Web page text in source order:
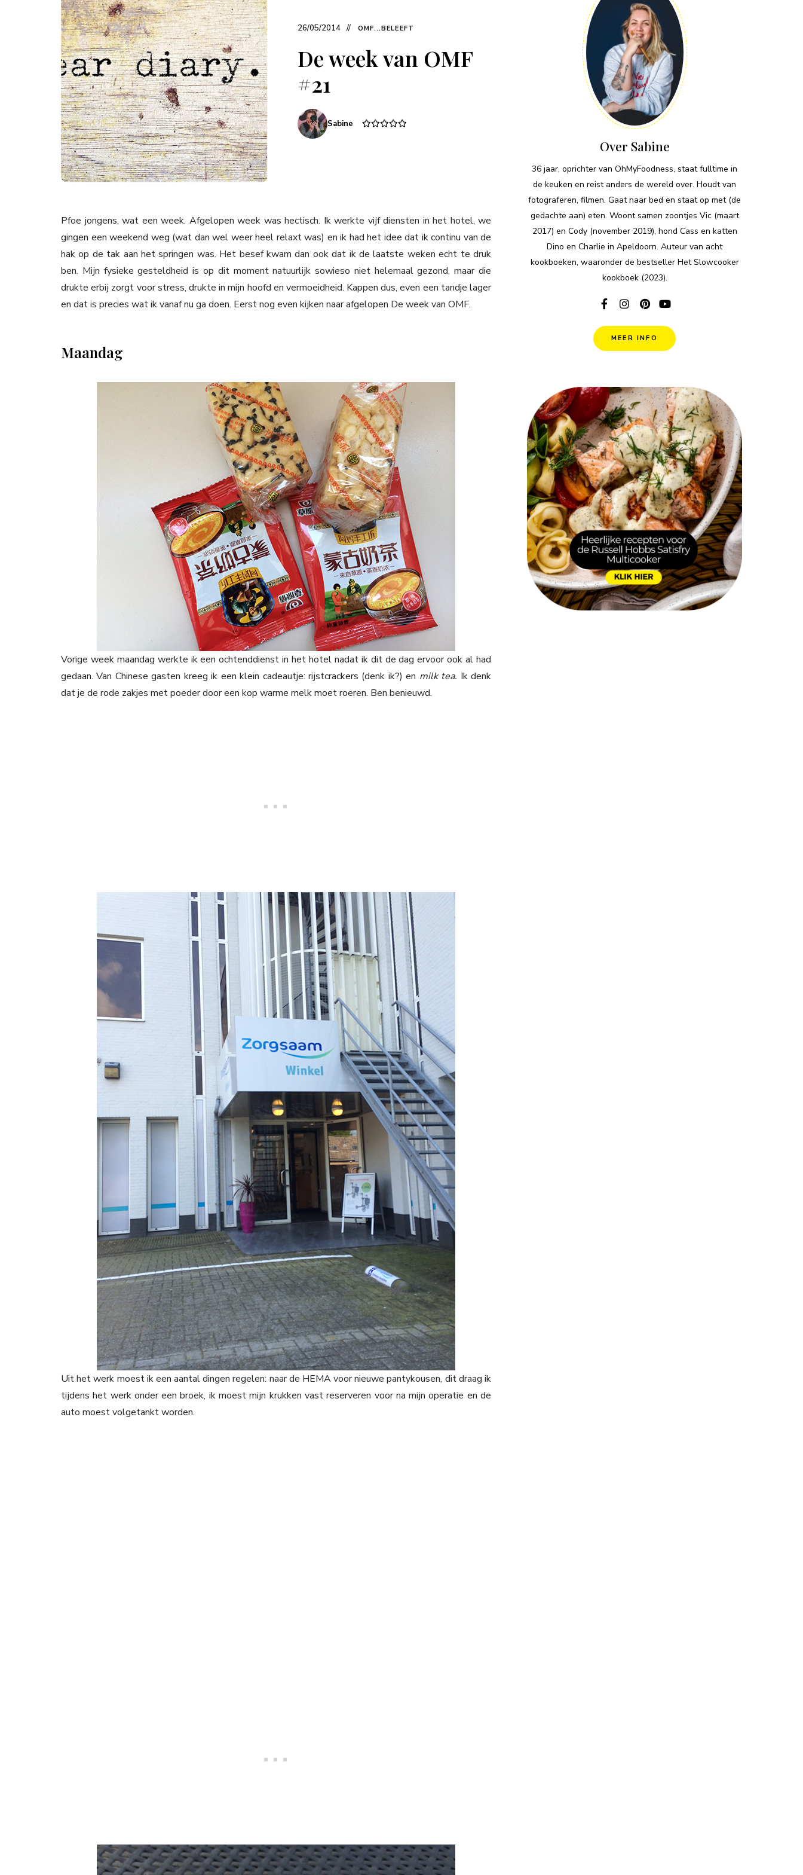
26/05/2014 OMF...BELEEFT
De week van OMF
#21
Sabine
Pfoe jongens, wat een week. Afgelopen week was hectisch. Ik werkte vijf diensten in het hotel, we
gingen een weekend weg (wat dan wel weer heel relaxt was) en ik had het idee dat ik continu van de
hak op de tak aan het springen was. Het besef kwam dan ook dat ik de laatste weken echt te druk
ben. Mijn fysieke gesteldheid is op dit moment natuurlijk sowieso niet helemaal gezond, maar die
drukte erbij zorgt voor stress, drukte in mijn hoofd en vermoeidheid. Kappen dus, even een tandje lager
en dat is precies wat ik vanaf nu ga doen. Eerst nog even kijken naar afgelopen De week van OMF.
Maandag
Vorige week maandag werkte ik een ochtenddienst in het hotel nadat ik dit de dag ervoor ook al had
gedaan. Van Chinese gasten kreeg ik een klein cadeautje: rijstcrackers (denk ik?) en milk tea. Ik denk
dat je de rode zakjes met poeder door een kop warme melk moet roeren. Ben benieuwd.
Uit het werk moest ik een aantal dingen regelen: naar de HEMA voor nieuwe pantykousen, dit draag ik
tijdens het werk onder een broek, ik moest mijn krukken vast reserveren voor na mijn operatie en de
auto moest volgetankt worden.
Over Sabine
36 jaar, oprichter van OhMyFoodness, staat fulltime in
de keuken en reist anders de wereld over. Houdt van
fotograferen, filmen. Gaat naar bed en staat op met (de
gedachte aan) eten. Woont samen zoontjes Vic (maart
2017) en Cody (november 2019), hond Cass en katten
Dino en Charlie in Apeldoorn. Auteur van acht
kookboeken, waaronder de bestseller Het Slowcooker
kookboek (2023).
MEER INFO